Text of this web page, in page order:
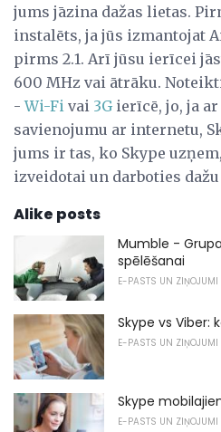
jums jāzina dažas lietas.
instalēts, ja jūs izmantojat
pirms 2.1. Arī jūsu ierīcei
600 MHz vai ātrāku.
-Wi-Fi vai 3G ierīcē, jo, ja
savienojumu ar internetu,
jums ir tas, ko Skype
izveidotai un darboties
Alike posts
Mumble -
spēlēšanai
E-PASTS UN ZIŅOJUMI
Skype vs Viber:
E-PASTS UN ZIŅOJUMI
Skype
E-PASTS UN ZIŅOJUMI